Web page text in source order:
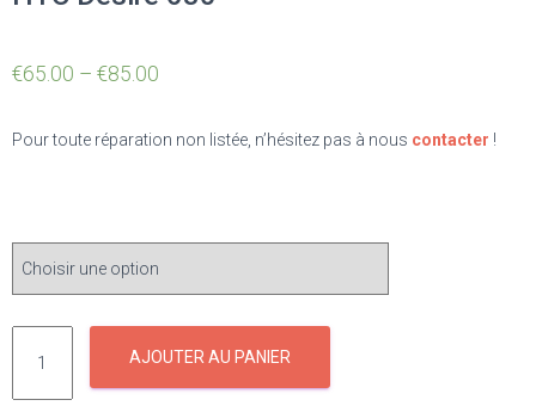
€65.00 – €85.00
Pour toute réparation non listée, n’hésitez pas à nous contacter !
AJOUTER AU PANIER